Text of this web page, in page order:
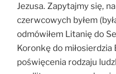
Jezusa. Zapytajmy się,
czerwcowych byłem
odmówiłem Litanię do
Koronkę do miłosierdzia
poświęcenia rodzaju